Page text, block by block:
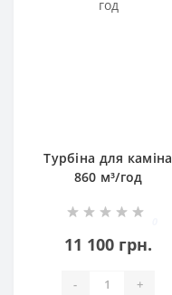
Турбіна для каміна
860 м³/год
11 100 грн.
- +